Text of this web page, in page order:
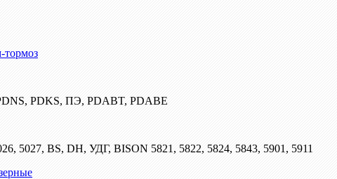
тормоз
PDKS, ПЭ, PDABT, PDABE
5027, BS, DH, УДГ, BISON 5821, 5822, 5824, 5843, 5901, 5911